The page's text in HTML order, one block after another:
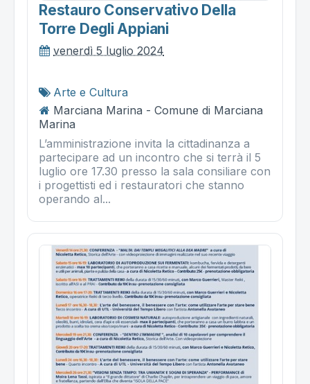
Restauro Conservativo Della
Torre Degli Appiani
venerdì 5 luglio 2024
Arte e Cultura
Marciana Marina - Comune di Marciana
Marina
L’amministrazione invita la cittadinanza a
partecipare ad un incontro che si terrà il 5
luglio ore 17.30 presso la sala consiliare con
i progettisti ed i restauratori che stanno
operando al...